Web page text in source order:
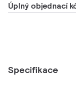
Úplný objednací
Specifikace